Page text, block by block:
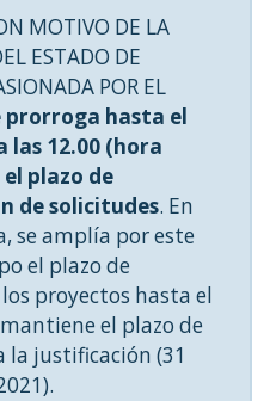
MOTIVO DE LA
ESTADO DE
POR EL
prorroga hasta el
las 12.00 (hora
plazo de
de solicitudes. En
se amplía por este
el plazo de
proyectos hasta el
el plazo de
la justificación (31